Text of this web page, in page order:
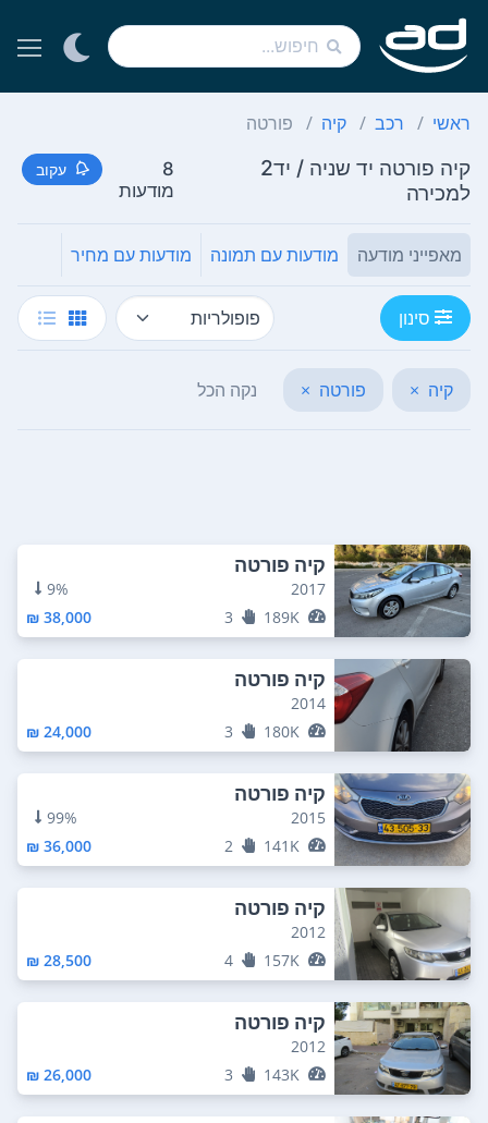
ראשי רכב קיה פורטה
קיה פורטה יד שניה / יד2
למכירה
8
מודעות
עקוב
מאפייני מודעה מודעות עם תמונה מודעות עם מחיר
סינון
קיה × פורטה × נקה הכל
קיה פורטה
2017
9%
189K
3
38,000 ₪
קיה פורטה
2014
180K
3
24,000 ₪
קיה פורטה
2015
99%
141K
2
36,000 ₪
קיה פורטה
2012
157K
4
28,500 ₪
קיה פורטה
2012
143K
3
26,000 ₪